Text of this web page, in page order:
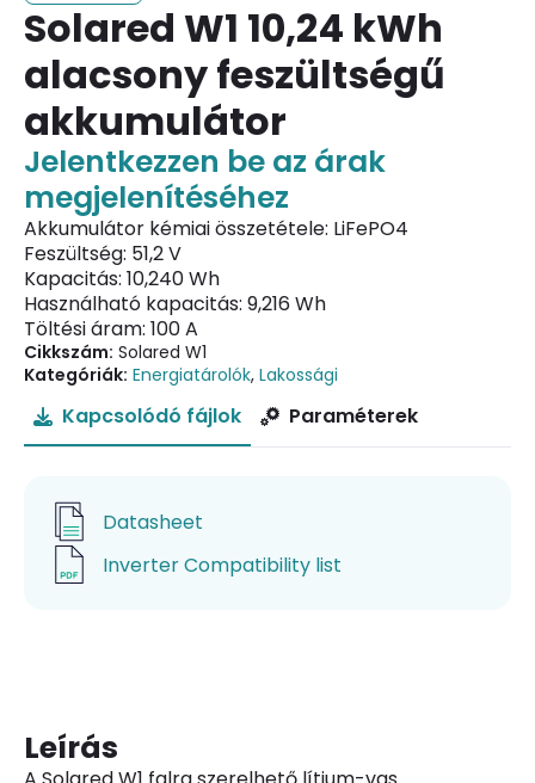
Solared W1 10,24 kWh
alacsony feszültségű
akkumulátor
Jelentkezzen be az árak
megjelenítéséhez
Akkumulátor kémiai összetétele: LiFePO4
Feszültség: 51,2 V
Kapacitás: 10,240 Wh
Használható kapacitás: 9,216 Wh
Töltési áram: 100 A
Cikkszám: Solared W1
Kategóriák: Energiatárolók, Lakossági
Kapcsolódó fájlok Paraméterek
Datasheet
Inverter Compatibility list
Leírás